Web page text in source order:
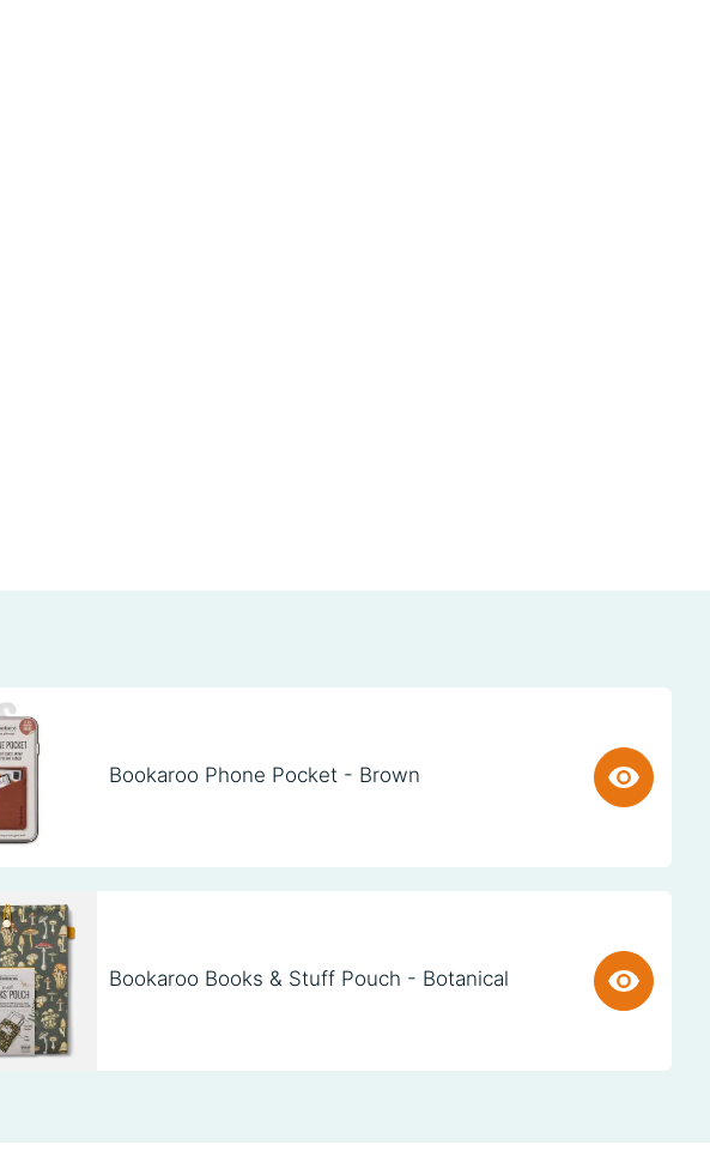
Bookaroo Phone Pocket - Brown
Bookaroo Books & Stuff Pouch - Botanical